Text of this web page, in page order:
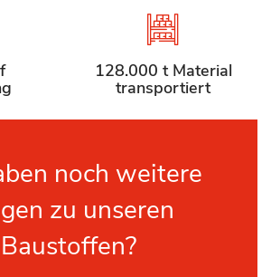
128.000 t Material
transportiert
noch weitere
zu unseren
Baustoffen?